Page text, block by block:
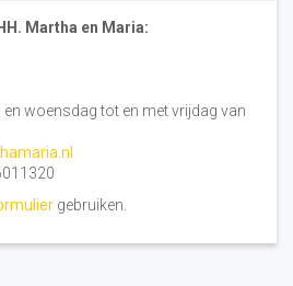
Martha en Maria:
woensdag tot en met vrijdag van
gebruiken.